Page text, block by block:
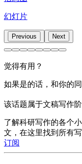
幻灯片
Previous Next
觉得有用？
如果是的话，和你的
该话题属于文稿写作
了解科研写作的各个
文，在这里找到所有
订阅